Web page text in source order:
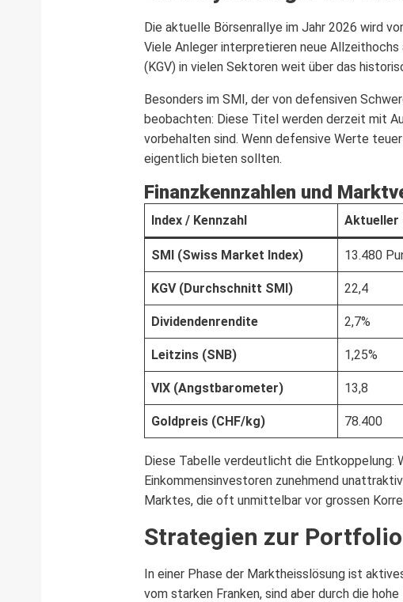
Die aktuelle Börsenrallye im Jahr 2026 wird
Viele Anleger interpretieren neue
(KGV) in vielen Sektoren weit über das
Besonders im SMI, der von defensiven
beobachten: Diese Titel werden derzeit mit
vorbehalten sind. Wenn defensive Werte
eigentlich bieten sollten.
Finanzkennzahlen und
Index / Kennzahl Aktueller
SMI (Swiss Market Index) 13.480
KGV (Durchschnitt SMI) 22,4
Dividendenrendite 2,7%
Leitzins (SNB) 1,25%
VIX (Angstbarometer) 13,8
Goldpreis (CHF/kg) 78.400
Diese Tabelle verdeutlicht die Entkoppelung:
Einkommensinvestoren zunehmend
Marktes, die oft unmittelbar vor grossen
Strategien zur
In einer Phase der Marktheisslösung ist
vom starken Franken, sind aber durch die